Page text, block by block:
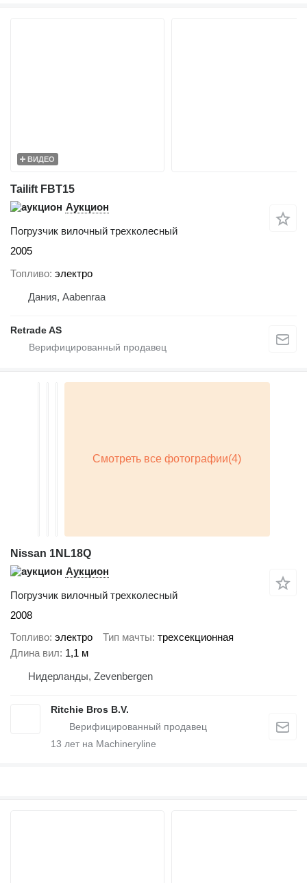
ВИДЕО
Tailift FBT15
Аукцион
Погрузчик вилочный трехколесный
2005
Топливо электро
Дания, Aabenraa
Retrade AS
Nissan 1NL18Q
Аукцион
Погрузчик вилочный трехколесный
2008
Топливо электро Тип мачты трехсекционная
Длина вил 1,1 м
Нидерланды, Zevenbergen
Ritchie Bros B.V.
13 лет на Machineryline